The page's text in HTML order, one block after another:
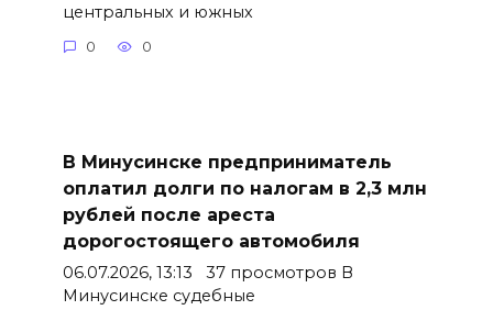
центральных и южных
0 0
В Минусинске предприниматель
оплатил долги по налогам в 2,3 млн
рублей после ареста
дорогостоящего автомобиля
06.07.2026, 13:13 37 просмотров В
Минусинске судебные